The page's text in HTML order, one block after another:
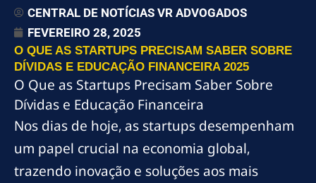
CENTRAL DE NOTÍCIAS VR ADVOGADOS
FEVEREIRO 28, 2025
O QUE AS STARTUPS PRECISAM SABER SOBRE
DÍVIDAS E EDUCAÇÃO FINANCEIRA 2025
O Que as Startups Precisam Saber Sobre
Dívidas e Educação Financeira
Nos dias de hoje, as startups desempenham
um papel crucial na economia global,
trazendo inovação e soluções aos mais